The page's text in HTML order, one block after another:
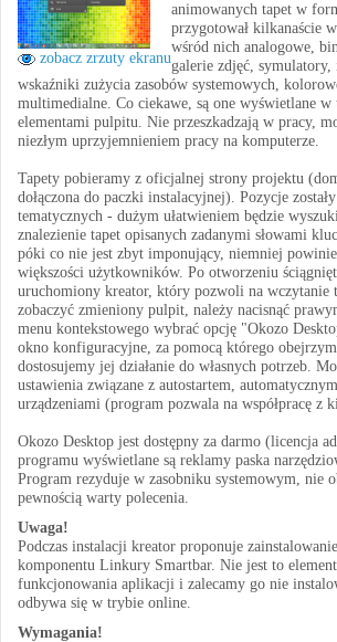
zobacz zrzuty ekranu
animowanych tapet w
przygotował kilkanaście
wśród nich analogowe,
galerie zdjęć,
wskaźniki zużycia zasobów systemowych,
multimedialne. Co ciekawe, są one wyświetlane
elementami pulpitu. Nie przeszkadzają w pracy,
niezłym uprzyjemnieniem pracy na komputerze.
Tapety pobieramy z oficjalnej strony projektu
dołączona do paczki instalacyjnej). Pozycje
tematycznych - dużym ułatwieniem będzie
znalezienie tapet opisanych zadanymi słowami
póki co nie jest zbyt imponujący, niemniej
większości użytkowników. Po otworzeniu
uruchomiony kreator, który pozwoli na wczytanie
zobaczyć zmieniony pulpit, należy nacisnąć
menu kontekstowego wybrać opcję "Okozo
okno konfiguracyjne, za pomocą którego
dostosujemy jej działanie do własnych potrzeb.
ustawienia związane z autostartem,
urządzeniami (program pozwala na współpracę z
Okozo Desktop jest dostępny za darmo (licencja
programu wyświetlane są reklamy paska
Program rezyduje w zasobniku systemowym, nie
pewnością warty polecenia.
Uwaga!
Podczas instalacji kreator proponuje
komponentu Linkury Smartbar. Nie jest to
funkcjonowania aplikacji i zalecamy go nie
odbywa się w trybie online.
Wymagania!